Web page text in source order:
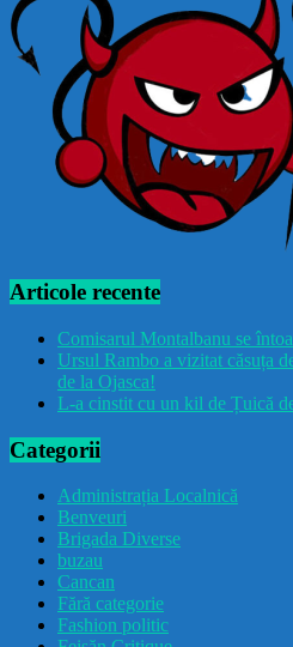
Articole recente
Comisarul Montalbanu se
Ursul Rambo a vizitat căsuța
de la Ojasca!
L-a cinstit cu un kil de Țuică
Categorii
Administrația Localnică
Benveuri
Brigada Diverse
buzau
Cancan
Fără categorie
Fashion politic